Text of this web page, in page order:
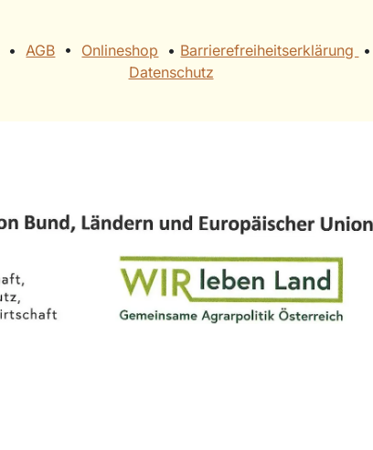
•AGB • ​ Onlineshop • ​ Barrierefreiheitserklärung • ​​
Datenschutz